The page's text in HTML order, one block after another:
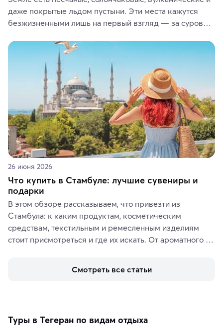
даже покрытые льдом пустыни. Эти места кажутся
безжизненными лишь на первый взгляд — за суровой
животные и маршруты, которые дарят одни из самых
ярких впечатлений от путешествий.
26 июня 2026
Что купить в Стамбуле: лучшие сувениры и
подарки
В этом обзоре рассказываем, что привезти из
Стамбула: к каким продуктам, косметическим
средствам, текстильным и ремесленным изделиям
стоит присмотреться и где их искать. От ароматного
аутентичных лавках — в подарок близким или себе на
Смотреть все статьи
Туры в Тегеран по видам отдыха